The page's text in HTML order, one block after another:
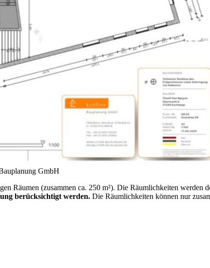
GmbH
Räumen (zusammen ca. 250 m²). Die Räumlichkeiten werden
berücksichtigt werden. Die Räumlichkeiten können nur